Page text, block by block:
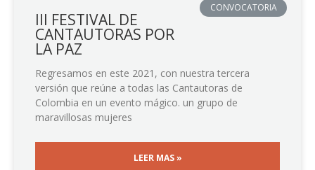
CONVOCATORIA
III FESTIVAL DE
CANTAUTORAS POR
LA PAZ
Regresamos en este 2021, con nuestra tercera
versión que reúne a todas las Cantautoras de
Colombia en un evento mágico. un grupo de
maravillosas mujeres
LEER MAS »